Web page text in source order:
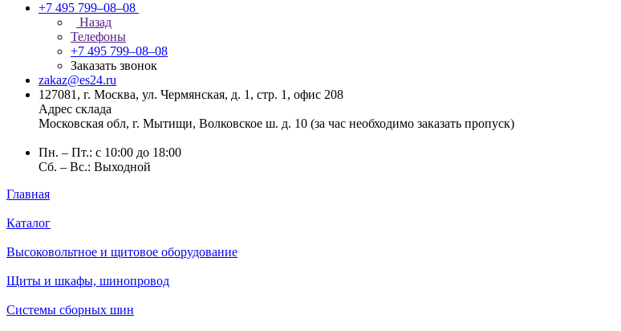
+7 495 799–08–08
Назад
Телефоны
+7 495 799–08–08
Заказать звонок
zakaz@es24.ru
127081, г. Москва, ул. Чермянская, д. 1, стр. 1, офис 208
Адрес склада
Московская обл, г. Мытищи, Волковское ш. д. 10 (за час необходимо заказать пропуск)
Пн. – Пт.: с 10:00 до 18:00
Сб. – Вс.: Выходной
Главная
Каталог
Высоковольтное и щитовое оборудование
Щиты и шкафы, шинопровод
Системы сборных шин